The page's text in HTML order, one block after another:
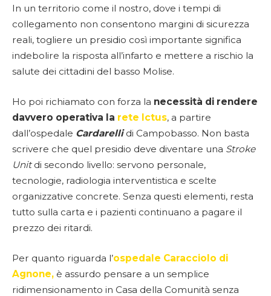
In un territorio come il nostro, dove i tempi di
collegamento non consentono margini di sicurezza
reali, togliere un presidio così importante significa
indebolire la risposta all’infarto e mettere a rischio la
salute dei cittadini del basso Molise.
Ho poi richiamato con forza la necessità di rendere
davvero operativa la rete Ictus, a partire
dall’ospedale Cardarellidi Campobasso. Non basta
scrivere che quel presidio deve diventare una Stroke
Unitdi secondo livello: servono personale,
tecnologie, radiologia interventistica e scelte
organizzative concrete. Senza questi elementi, resta
tutto sulla carta e i pazienti continuano a pagare il
prezzo dei ritardi.
Per quanto riguarda l’ospedale Caracciolo di
Agnone, è assurdo pensare a un semplice
ridimensionamento in Casa della Comunità senza